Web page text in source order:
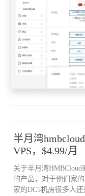
半月湾
VPS，$4.99/月
关于半月湾
的产品，对于他们家
家的DC5机房很多人